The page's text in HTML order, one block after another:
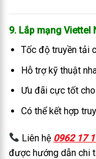
9. Lắp mạng Viettel
Tốc độ truyền tải
Hỗ trợ kỹ thuật
Ưu đãi cực tốt
Có thể kết hợp
Liên hệ 0962 17
được hướng dẫn chi